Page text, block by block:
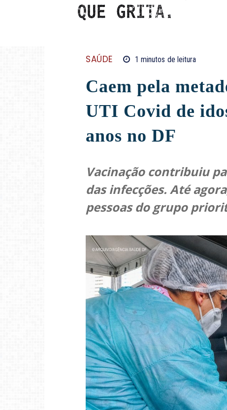
SAÚDE 1 minutos de leitura
Caem pela
UTI Covid de
anos no DF
Vacinação contribuiu
das infecções. Até
pessoas do grupo